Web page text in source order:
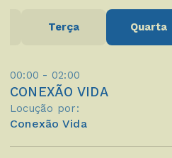
Terça Quarta
00:00 - 02:00
CONEXÃO VIDA
Locução por:
Conexão Vida